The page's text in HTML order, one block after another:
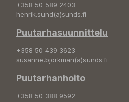
+358 50 589 2403
henrik.sund(a)sunds.fi
Puutarhasuunnittelu
+358 50 439 3623
susanne.bjorkman(a)sunds.fi
Puutarhanhoito
+358 50 388 9592